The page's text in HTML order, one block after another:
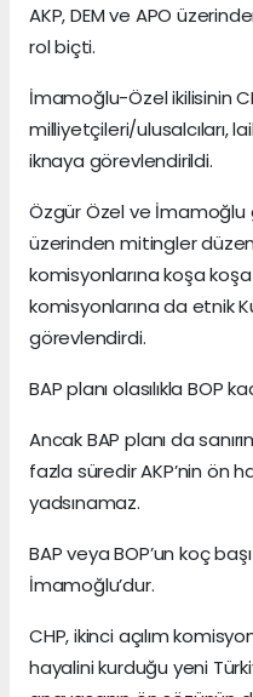
AKP, DEM ve APO
rol biçti.
İmamoğlu-Özel ikilisinin
milliyetçileri/ulusalcıları,
iknaya görevlendirildi.
Özgür Özel ve İmamoğlu
üzerinden mitingler
komisyonlarına koşa koşa
komisyonlarına da etnik
görevlendirdi.
BAP planı olasılıkla BOP
Ancak BAP planı da
fazla süredir AKP’nin ön
yadsınamaz.
BAP veya BOP’un koç
İmamoğlu’dur.
CHP, ikinci açılım
hayalini kurduğu yeni